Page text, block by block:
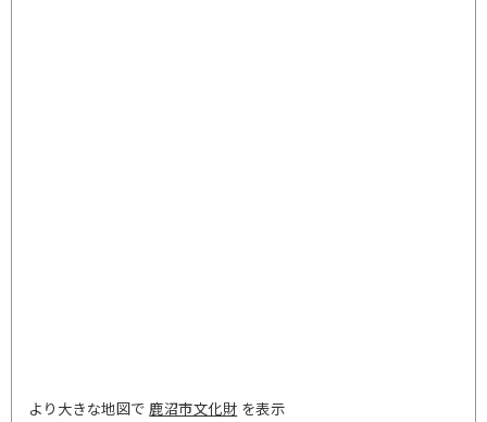
より大きな地図で鹿沼市文化財 を表示